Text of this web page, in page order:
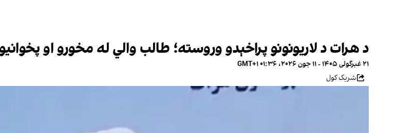
د هرات د لاریونونو پراخېدو وروسته؛ طالب والي له مخورو او
۲۱ غبرگولی ۱۴۰۵ - ۱۱ جون ۲۰۲۶، ۰۱:۳۶ GMT+۱
شریک کول